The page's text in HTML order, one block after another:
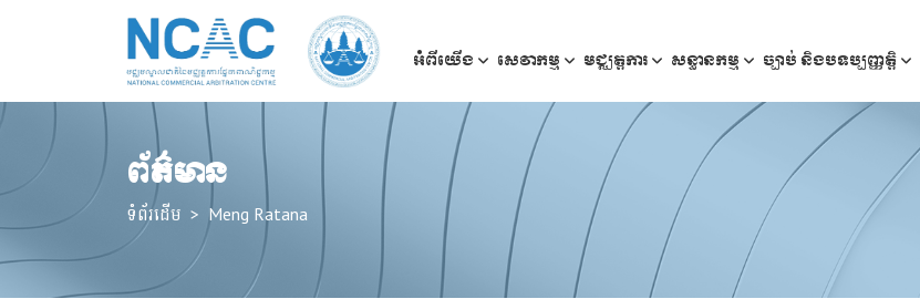
អំពីយើង សេវាកម្ម មជ្ឈត្តការ សន្ធានកម្ម ច្បាប់ និងបទប្បញ្ញត្តិ
ព័ត៌មាន
ទំព័រដើម Meng Ratana